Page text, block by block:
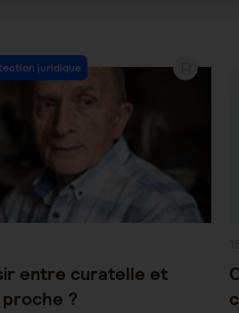
juridique
entre curatelle et
?